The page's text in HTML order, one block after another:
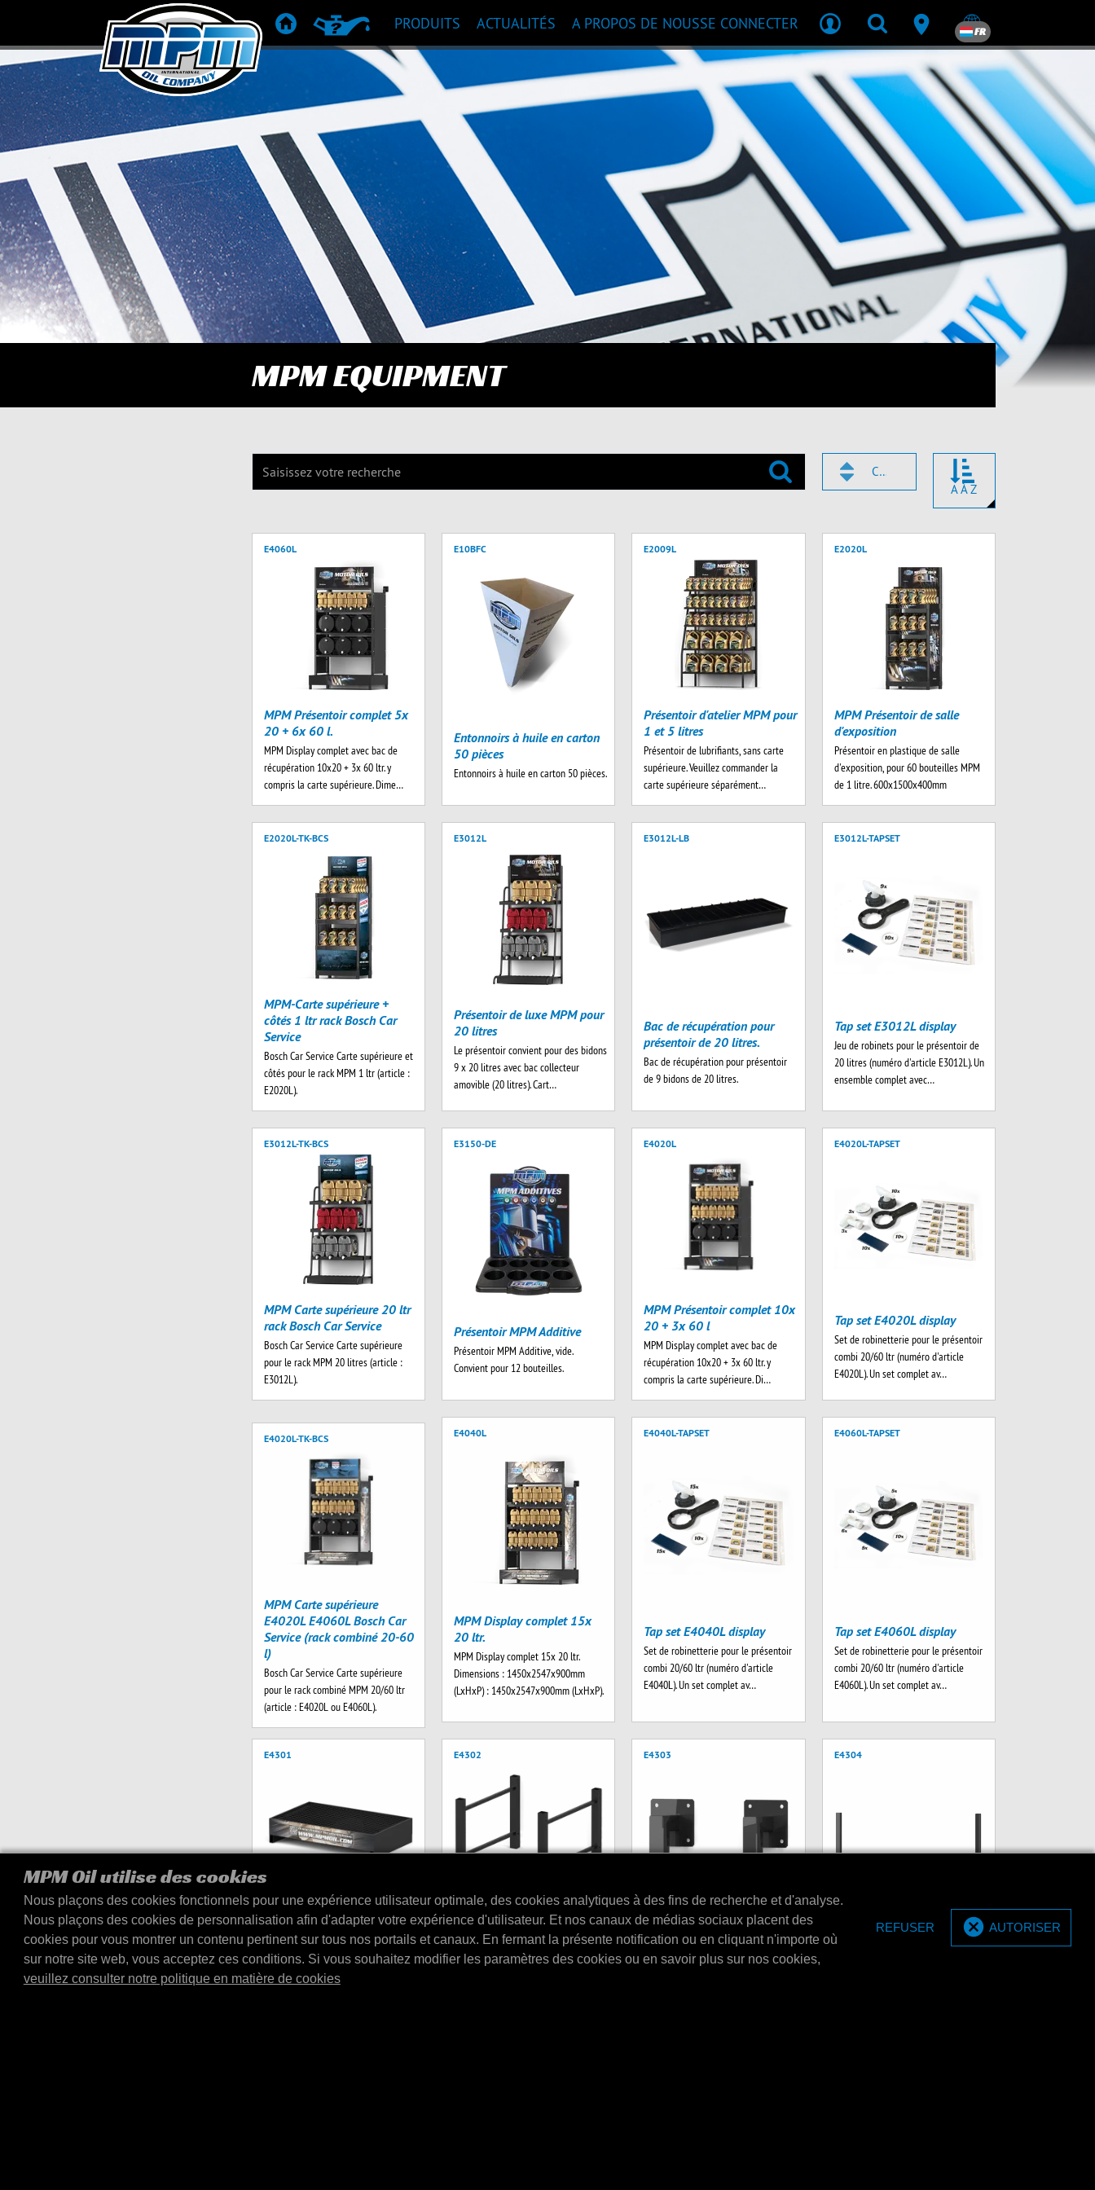
MPM Oil utilise des cookies
Nous plaçons des cookies fonctionnels pour une expérience utilisateur optimale, des cookies analytiques à des fins de recherche et d'analyse.
Nous plaçons des cookies de personnalisation afin d'adapter votre expérience d'utilisateur. Et nos canaux de médias sociaux placent des
cookies pour vous montrer un contenu pertinent sur tous nos portails et canaux. En fermant la présente notification ou en cliquant n'importe où
sur notre site web, vous acceptez ces conditions. Si vous souhaitez modifier les paramètres des cookies ou en savoir plus sur nos cookies,
veuillez consulter notre politique en matière de cookies
REFUSER AUTORISER
ACCUEILRECOMMANDATION DE PRODUITS
PRODUITS ACTUALITÉS A PROPOS DE NOUSSE CONNECTER FR
MPM EQUIPMENT
CODE
A À Z
E4060L
MPM Présentoir complet 5x
20 + 6x 60 l.
MPM Display complet avec bac de
récupération 10x20 + 3x 60 ltr. y
compris la carte supérieure. Dime…
E10BFC
Entonnoirs à huile en carton
50 pièces
Entonnoirs à huile en carton 50 pièces.
E2009L
Présentoir d'atelier MPM pour
1 et 5 litres
Présentoir de lubrifiants, sans carte
supérieure. Veuillez commander la
carte supérieure séparément…
E2020L
MPM Présentoir de salle
d'exposition
Présentoir en plastique de salle
d'exposition, pour 60 bouteilles MPM
de 1 litre. 600x1500x400mm
E2020L-TK-BCS
MPM-Carte supérieure +
côtés 1 ltr rack Bosch Car
Service
Bosch Car Service Carte supérieure et
côtés pour le rack MPM 1 ltr (article :
E2020L).
E3012L
Présentoir de luxe MPM pour
20 litres
Le présentoir convient pour des bidons
9 x 20 litres avec bac collecteur
amovible (20 litres). Cart…
E3012L-LB
Bac de récupération pour
présentoir de 20 litres.
Bac de récupération pour présentoir
de 9 bidons de 20 litres.
E3012L-TAPSET
Tap set E3012L display
Jeu de robinets pour le présentoir de
20 litres (numéro d'article E3012L). Un
ensemble complet avec…
E3012L-TK-BCS
MPM Carte supérieure 20 ltr
rack Bosch Car Service
Bosch Car Service Carte supérieure
pour le rack MPM 20 litres (article :
E3012L).
E3150-DE
Présentoir MPM Additive
Présentoir MPM Additive, vide.
Convient pour 12 bouteilles.
E4020L
MPM Présentoir complet 10x
20 + 3x 60 l
MPM Display complet avec bac de
récupération 10x20 + 3x 60 ltr. y
compris la carte supérieure. Di…
E4020L-TAPSET
Tap set E4020L display
Set de robinetterie pour le présentoir
combi 20/60 ltr (numéro d'article
E4020L). Un set complet av…
E4020L-TK-BCS
MPM Carte supérieure
E4020L E4060L Bosch Car
Service (rack combiné 20-60
l)
Bosch Car Service Carte supérieure
pour le rack combiné MPM 20/60 ltr
(article : E4020L ou E4060L).
E4040L
MPM Display complet 15x
20 ltr.
MPM Display complet 15x 20 ltr.
Dimensions : 1450x2547x900mm
(LxHxP) : 1450x2547x900mm (LxHxP).
E4040L-TAPSET
Tap set E4040L display
Set de robinetterie pour le présentoir
combi 20/60 ltr (numéro d'article
E4040L). Un set complet av…
E4060L-TAPSET
Tap set E4060L display
Set de robinetterie pour le présentoir
combi 20/60 ltr (numéro d'article
E4060L). Un set complet av…
E4301
MPM Bac de récupération V2
256 l.
MPM Bac de récupération V2 256 l.
(1450x900x300 mm.). Uniquement en
E4302
MPM Ensemble de supports
supérieurs pour le plateau
pour fûts 20/60 l.
E4303
MPM Ensemble de supports
muraux (2 pièces).
MPM Ensemble de supports muraux (2
E4304